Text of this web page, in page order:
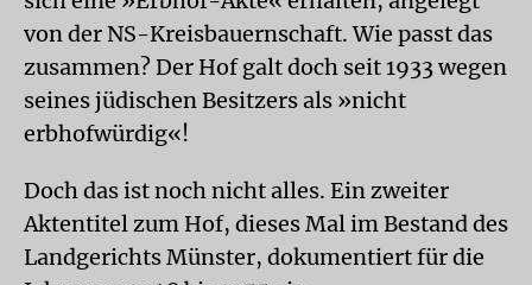
von der NS-Kreisbauernschaft. Wie passt das
zusammen? Der Hof galt doch seit 1933 wegen
seines jüdischen Besitzers als »nicht
erbhofwürdig«!
Doch das ist noch nicht alles. Ein zweiter
Aktentitel zum Hof, dieses Mal im Bestand des
Landgerichts Münster, dokumentiert für die